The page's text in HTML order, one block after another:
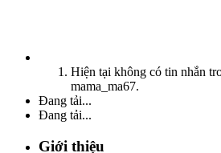
Hiện tại không có tin nhắn
mama_ma67.
Đang tải...
Đang tải...
Giới thiệu